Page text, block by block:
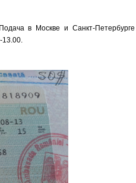
в Москве и Санкт-Петербурге
13.00.